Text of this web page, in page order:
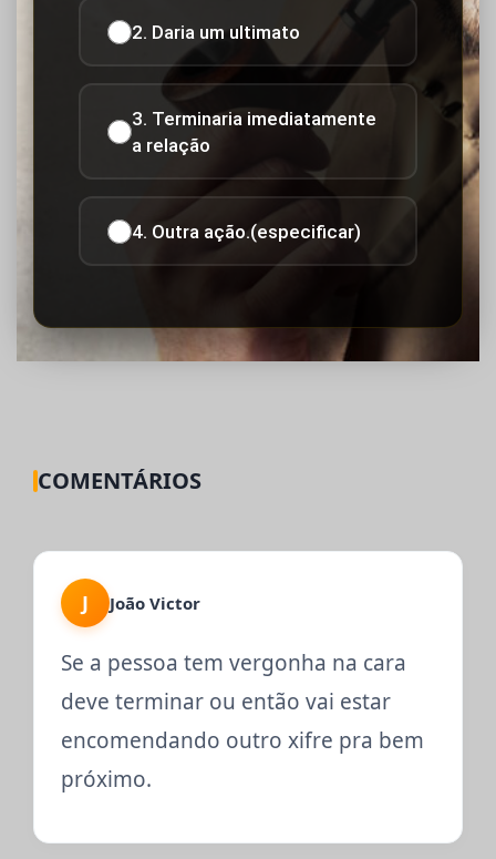
2. Daria um ultimato
3. Terminaria imediatamente
a relação
4. Outra ação.(especificar)
COMENTÁRIOS
J João Victor
Se a pessoa tem vergonha na cara
deve terminar ou então vai estar
encomendando outro xifre pra bem
próximo.